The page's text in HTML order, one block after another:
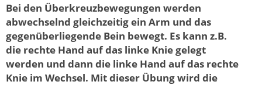
Bei den Überkreuzbewegungen werden
abwechselnd gleichzeitig ein Arm und das
gegenüberliegende Bein bewegt. Es kann z.B.
die rechte Hand auf das linke Knie gelegt
werden und dann die linke Hand auf das rechte
Knie im Wechsel. Mit dieser Übung wird die